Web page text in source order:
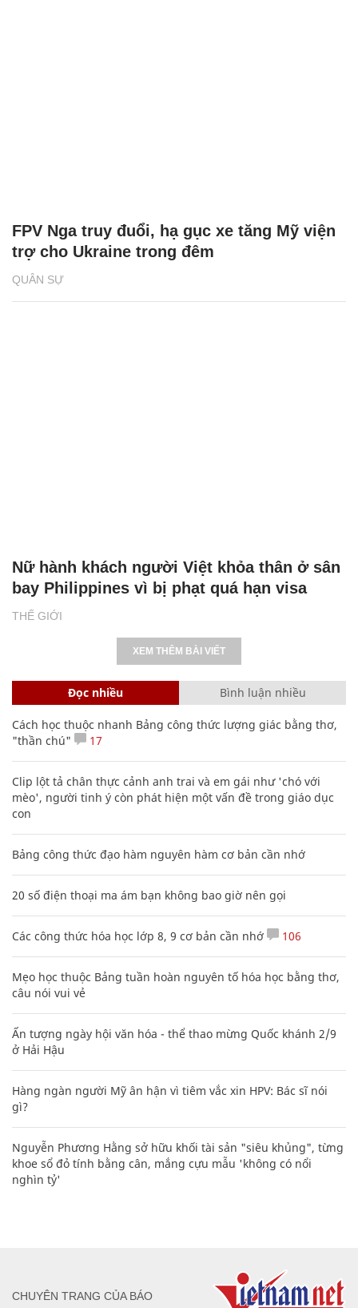
QUÂN SỰ
FPV Nga truy đuổi, hạ gục xe tăng Mỹ viện
trợ cho Ukraine trong đêm
THẾ GIỚI
Nữ hành khách người Việt khỏa thân ở sân
bay Philippines vì bị phạt quá hạn visa
XEM THÊM BÀI VIẾT
Đọc nhiều Bình luận nhiều
Cách học thuộc nhanh Bảng công thức lượng giác bằng thơ,
"thần chú"
17
Clip lột tả chân thực cảnh anh trai và em gái như 'chó với
mèo', người tinh ý còn phát hiện một vấn đề trong giáo dục
con
Bảng công thức đạo hàm nguyên hàm cơ bản cần nhớ
20 số điện thoại ma ám bạn không bao giờ nên gọi
Các công thức hóa học lớp 8, 9 cơ bản cần nhớ 106
Mẹo học thuộc Bảng tuần hoàn nguyên tố hóa học bằng thơ,
câu nói vui vẻ
Ấn tượng ngày hội văn hóa - thể thao mừng Quốc khánh 2/9
ở Hải Hậu
Hàng ngàn người Mỹ ân hận vì tiêm vắc xin HPV: Bác sĩ nói
gì?
Nguyễn Phương Hằng sở hữu khối tài sản "siêu khủng", từng
khoe sổ đỏ tính bằng cân, mắng cựu mẫu 'không có nổi
nghìn tỷ'
CHUYÊN TRANG CỦA BÁO